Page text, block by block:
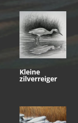
Kleine
zilverreiger